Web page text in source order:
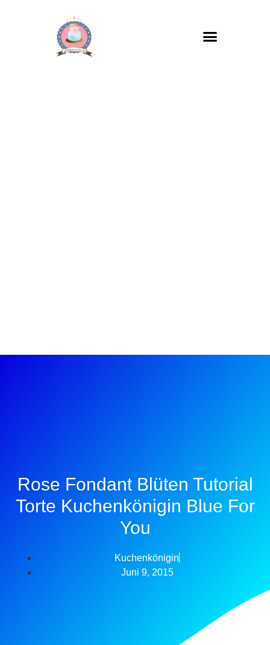
Rose Fondant Blüten Tutorial
Torte Kuchenkönigin Blue For
You
Kuchenkönigin
Juni 9, 2015